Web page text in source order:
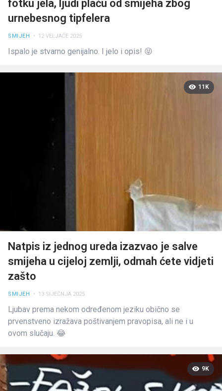
fotku jela, ljudi plaču od smijeha zbog
urnebesnog tipfelera
SMIJEH • 12 VELJAČE 2025
Ispalo je stvarno genijalno. I jelo i opis! 😝
11K
Natpis iz jednog ureda izazvao je salve
smijeha u cijeloj zemlji, odmah ćete vidjeti
zašto
SMIJEH • 13 SIJEČNJA 2025
Ljubav prema nekom određenom jeziku obično se
prvenstveno izražava poštivanjem pravopisa, ali ne i u
ovom slučaju. 😂
9K